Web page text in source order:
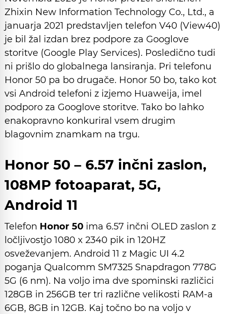
Zhixin New Information Technology Co., Ltd., a
januarja 2021 predstavljen telefon V40 (View40)
je bil žal izdan brez podpore za Googlove
storitve (Google Play Services). Posledično tudi
ni prišlo do globalnega lansiranja. Pri telefonu
Honor 50 pa bo drugače. Honor 50 bo, tako kot
vsi Android telefoni z izjemo Huaweija, imel
podporo za Googlove storitve. Tako bo lahko
enakopravno konkuriral vsem drugim
blagovnim znamkam na trgu.
Honor 50 – 6.57 inčni zaslon,
108MP fotoaparat, 5G,
Android 11
Telefon Honor 50 ima 6.57 inčni OLED zaslon z
ločljivostjo 1080 x 2340 pik in 120HZ
osveževanjem. Android 11 z Magic UI 4.2
poganja Qualcomm SM7325 Snapdragon 778G
5G (6 nm). Na voljo ima dve spominski različici
128GB in 256GB ter tri različne velikosti RAM-a
6GB, 8GB in 12GB. Kaj točno bo na voljo v